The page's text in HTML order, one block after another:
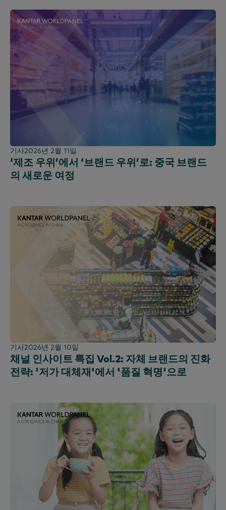
기사2026년 2월 11일
‘제조 우위’에서 ‘브랜드 우위’로: 중국 브랜드
의 새로운 여정
기사2026년 2월 10일
채널 인사이트 특집 Vol.2: 자체 브랜드의 진화
전략: '저가 대체재'에서 '품질 혁명'으로